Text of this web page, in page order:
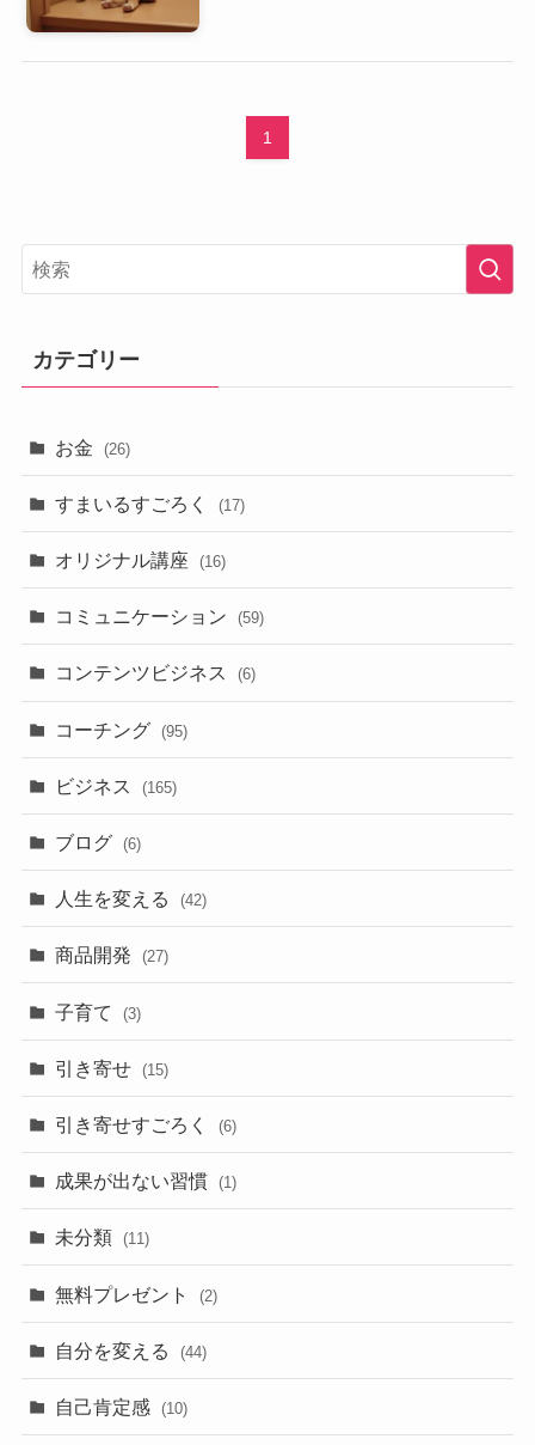
1
カテゴリー
お金 (26)
すまいるすごろく (17)
オリジナル講座 (16)
コミュニケーション (59)
コンテンツビジネス (6)
コーチング (95)
ビジネス (165)
ブログ (6)
人生を変える (42)
商品開発 (27)
子育て (3)
引き寄せ (15)
引き寄せすごろく (6)
成果が出ない習慣 (1)
未分類 (11)
無料プレゼント (2)
自分を変える (44)
自己肯定感 (10)